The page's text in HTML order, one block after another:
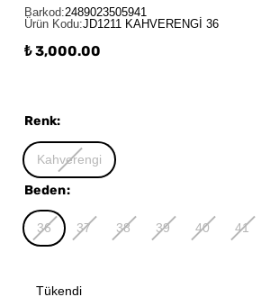
Barkod:2489023505941
Ürün Kodu:JD1211 KAHVERENGİ 36
₺ 3,000.00
Renk:
Kahverengi
Beden:
36 37 38 39 40 41
Tükendi